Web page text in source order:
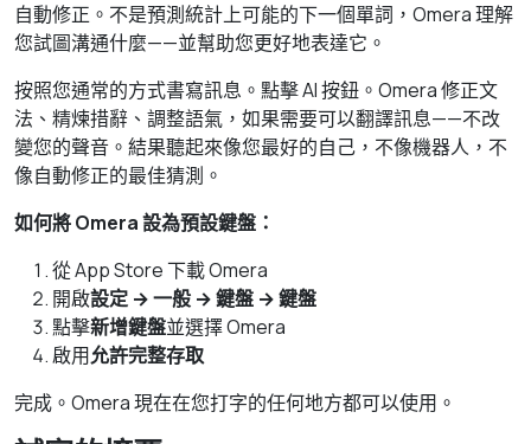
自動修正。不是預測統計上可能的下一個單詞，Omera 理解
您試圖溝通什麼——並幫助您更好地表達它。
按照您通常的方式書寫訊息。點擊 AI 按鈕。Omera 修正文
法、精煉措辭、調整語氣，如果需要可以翻譯訊息——不改
變您的聲音。結果聽起來像您最好的自己，不像機器人，不
像自動修正的最佳猜測。
如何將 Omera 設為預設鍵盤：
從 App Store 下載 Omera
開啟設定 → 一般 → 鍵盤 → 鍵盤
點擊新增鍵盤並選擇 Omera
啟用允許完整存取
完成。Omera 現在在您打字的任何地方都可以使用。